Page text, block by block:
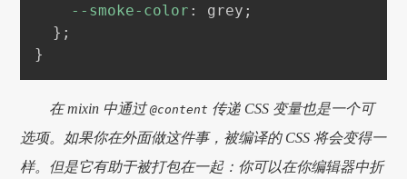
--smoke-color : grey ;
} ;
}
在 mixin 中通过@content 传递 CSS 变量也是一个可
选项。如果你在外面做这件事，被编译的 CSS 将会变得一
样。但是它有助于被打包在一起：你可以在你编辑器中折